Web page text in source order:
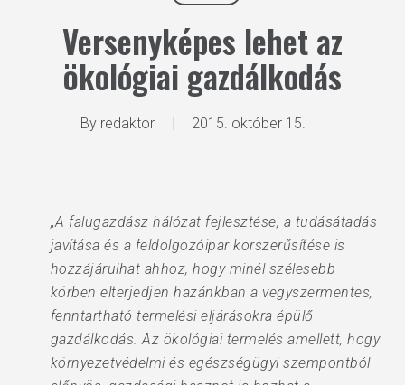
Versenyképes lehet az
ökológiai gazdálkodás
By redaktor 2015. október 15.
„A falugazdász hálózat fejlesztése, a tudásátadás
javítása és a feldolgozóipar korszerűsítése is
hozzájárulhat ahhoz, hogy minél szélesebb
körben elterjedjen hazánkban a vegyszermentes,
fenntartható termelési eljárásokra épülő
gazdálkodás. Az ökológiai termelés amellett, hogy
környezetvédelmi és egészségügyi szempontból